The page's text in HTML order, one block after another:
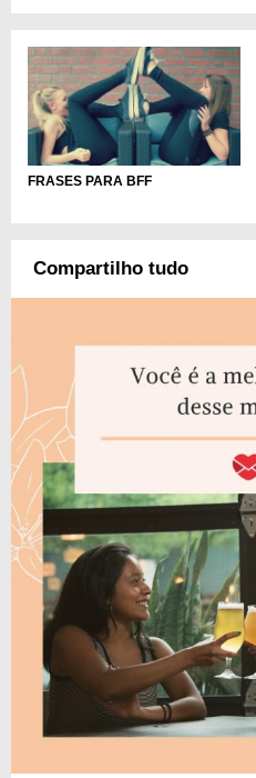
FRASES PARA BFF
Compartilho tudo